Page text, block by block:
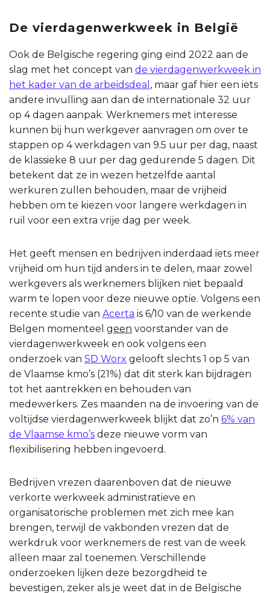
De vierdagenwerkweek in België
Ook de Belgische regering ging eind 2022 aan de
slag met het concept van de vierdagenwerkweek in
het kader van de arbeidsdeal , maar gaf hier een iets
andere invulling aan dan de internationale 32 uur
op 4 dagen aanpak. Werknemers met interesse
kunnen bij hun werkgever aanvragen om over te
stappen op 4 werkdagen van 9.5 uur per dag, naast
de klassieke 8 uur per dag gedurende 5 dagen. Dit
betekent dat ze in wezen hetzelfde aantal
werkuren zullen behouden, maar de vrijheid
hebben om te kiezen voor langere werkdagen in
ruil voor een extra vrije dag per week.
Het geeft mensen en bedrijven inderdaad iets meer
vrijheid om hun tijd anders in te delen, maar zowel
werkgevers als werknemers blijken niet bepaald
warm te lopen voor deze nieuwe optie. Volgens een
recente studie van Acerta is 6/10 van de werkende
Belgen momenteel geen voorstander van de
vierdagenwerkweek en ook volgens een
onderzoek van SD Worx gelooft slechts 1 op 5 van
de Vlaamse kmo’s (21%) dat dit sterk kan bijdragen
tot het aantrekken en behouden van
medewerkers. Zes maanden na de invoering van de
voltijdse vierdagenwerkweek blijkt dat zo’n 6% van
de Vlaamse kmo’s deze nieuwe vorm van
flexibilisering hebben ingevoerd.
Bedrijven vrezen daarenboven dat de nieuwe
verkorte werkweek administratieve en
organisatorische problemen met zich mee kan
brengen, terwijl de vakbonden vrezen dat de
werkdruk voor werknemers de rest van de week
alleen maar zal toenemen. Verschillende
onderzoeken lijken deze bezorgdheid te
bevestigen, zeker als je weet dat in de Belgische